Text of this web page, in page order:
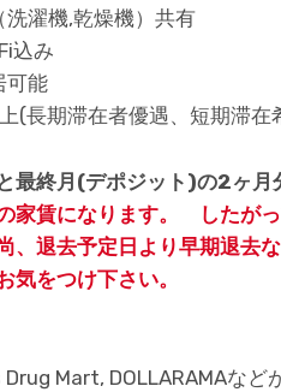
洗濯機,乾燥機）共有
込み
可能
(長期滞在者優遇、短期滞
最終月(デポジット)の2ヶ月
家賃になります。 したが
退去予定日より早期退去
気をつけ下さい。
Mart, DOLLARAMAなど